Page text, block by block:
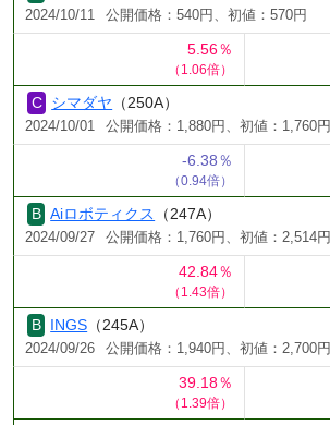
2024/10/11 公開価格：540円、初値：570円
5.56％
（1.06倍）
シマダヤ （250A）
2024/10/01 公開価格：1,880円、初値：1,760円
-6.38％
（0.94倍）
Aiロボティクス （247A）
2024/09/27 公開価格：1,760円、初値：2,514円
42.84％
（1.43倍）
INGS （245A）
2024/09/26 公開価格：1,940円、初値：2,700円
39.18％
（1.39倍）